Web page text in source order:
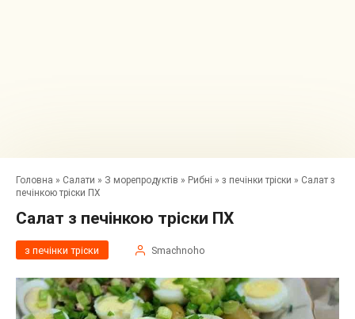
Головна » Салати » З морепродуктів » Рибні » з печінки тріски » Салат з
печінкою тріски ПХ
Салат з печінкою тріски ПХ
з печінки тріски Smachnoho